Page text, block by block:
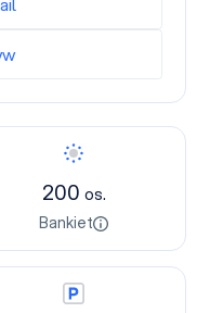
Bankiet
200 os.
Bankiet
Parking